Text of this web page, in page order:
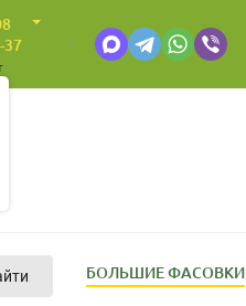
37
БОЛЬШИЕ ФАСОВКИ